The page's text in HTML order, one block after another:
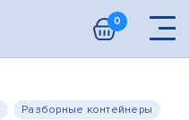
0
Разборные контейнеры